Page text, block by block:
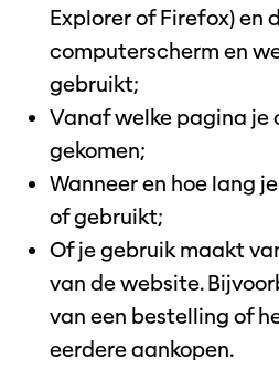
Explorer of Firefox) en
computerscherm en
gebruikt;
Vanaf welke pagina je
gekomen;
Wanneer en hoe lang
of gebruikt;
Of je gebruik maakt
van de website.
van een bestelling of
eerdere aankopen.